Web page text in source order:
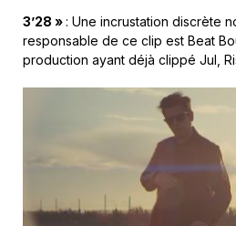
3’28 »: Une incrustation discrète
responsable de ce clip est Beat
production ayant déjà clippé Jul,